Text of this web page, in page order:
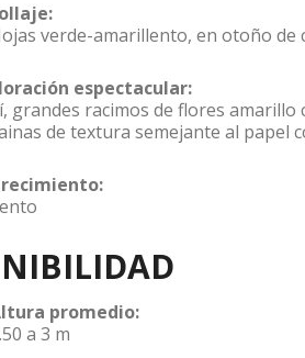
verde-amarillento, en otoño de
espectacular:
grandes racimos de flores
de textura semejante al papel
promedio:
a 3 m